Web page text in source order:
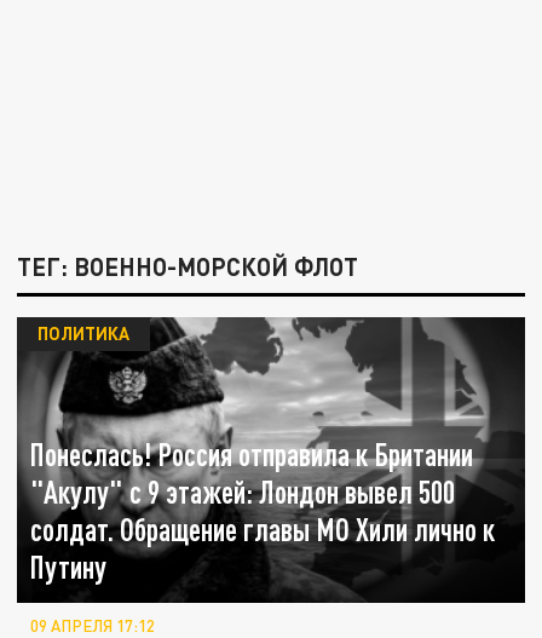
ТЕГ: ВОЕННО-МОРСКОЙ ФЛОТ
Понеслась! Россия отправила к Британии
"Акулу" с 9 этажей: Лондон вывел 500
солдат. Обращение главы МО Хили лично к
Путину
ПОЛИТИКА
09 АПРЕЛЯ 17:12